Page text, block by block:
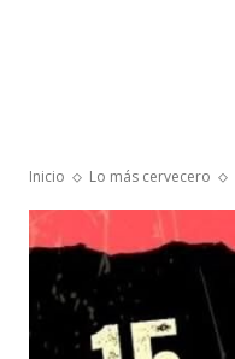
Inicio Lo más cervecero